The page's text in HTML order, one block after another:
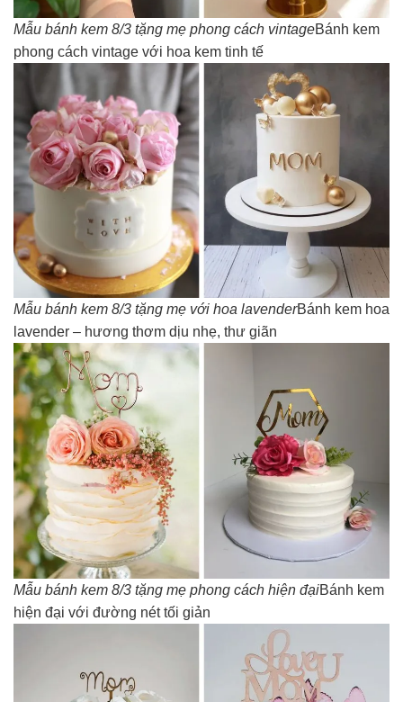
Mẫu bánh kem 8/3 tặng mẹ phong cách vintageBánh kem
phong cách vintage với hoa kem tinh tế
Mẫu bánh kem 8/3 tặng mẹ với hoa lavenderBánh kem hoa
lavender – hương thơm dịu nhẹ, thư giãn
Mẫu bánh kem 8/3 tặng mẹ phong cách hiện đạiBánh kem
hiện đại với đường nét tối giản